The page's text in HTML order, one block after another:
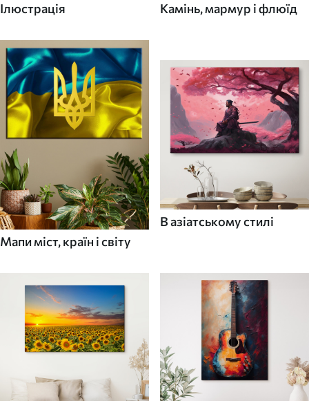
Ілюстрація Камінь, мармур і флюїд
Мапи міст, країн і світу
В азіатському стилі